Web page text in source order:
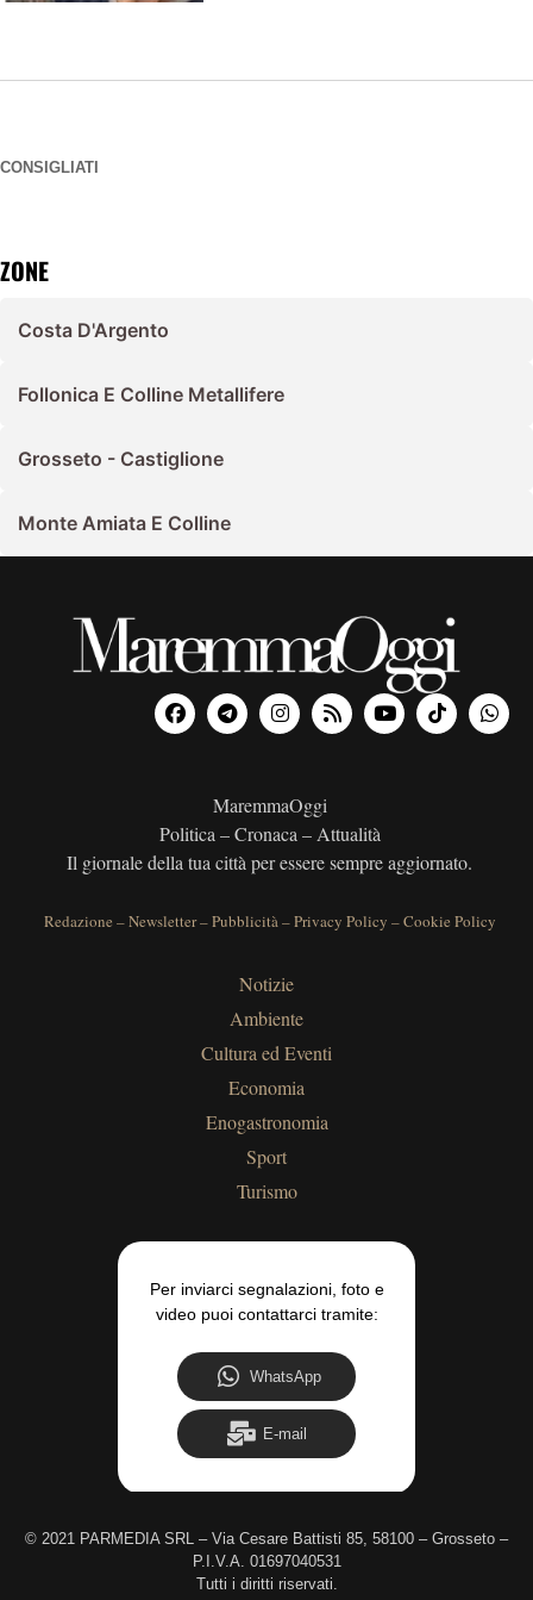
CONSIGLIATI
ZONE
Costa D'Argento
Follonica E Colline Metallifere
Grosseto - Castiglione
Monte Amiata E Colline
MaremmaOggi
Politica – Cronaca – Attualità
Il giornale della tua città per essere sempre aggiornato.
Redazione –Newsletter–Pubblicità–Privacy Policy –Cookie Policy
Notizie
Ambiente
Cultura ed Eventi
Economia
Enogastronomia
Sport
Turismo
Per inviarci segnalazioni, foto e
video puoi contattarci tramite:
WhatsApp
E-mail
© 2021 PARMEDIA SRL – Via Cesare Battisti 85, 58100 – Grosseto –
P.I.V.A. 01697040531
Tutti i diritti riservati.